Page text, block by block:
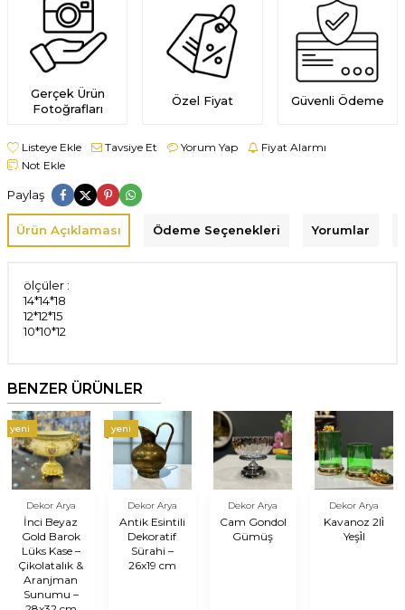
Gerçek Ürün
Fotoğrafları
Özel Fiyat Güvenli Ödeme
Listeye Ekle Tavsiye Et Yorum Yap
Fiyat Alarmı
Not Ekle
Paylaş
Ürün Açıklaması Ödeme Seçenekleri Yorumlar
ölçüler :
14*14*18
12*12*15
10*10*12
BENZER ÜRÜNLER
yeni
Dekor Arya
İnci Beyaz
Gold Barok
Lüks Kase –
Çikolatalık &
Aranjman
Sunumu –
yeni
Dekor Arya
Antik Esintili
Dekoratif
Sürahi –
26x19 cm
Dekor Arya
Cam Gondol
Gümüş
Dekor Arya
Kavanoz 2li̇
Yeşi̇l